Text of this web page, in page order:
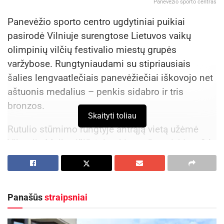
Panevėžio sporto centras
Panevėžio sporto centro ugdytiniai puikiai
pasirodė Vilniuje surengtose Lietuvos vaikų
olimpinių vilčių festivalio miestų grupės
varžybose. Rungtyniaudami su stipriausiais
šalies lengvaatlečiais panevėžiečiai iškovojo net
aštuonis medalius – penkis sidabro ir tris
bronzos.
Rutulio stūmimo rungtyje antrąją vietą užėmė
Viktorija Malkevičiūtė, įrankį nustūmusi 11 m 84
cm. Toje pačioje rungtyje dalyvavusi Lėja
Bartusevičiūtė pelnė bronzą, lengvaatletės
Aktualios
Skaityti toliau
Panašūsstraipsniai